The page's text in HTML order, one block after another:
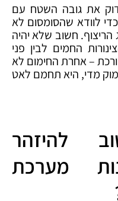
את גובה השטח עם
לוודא שהסומסום לא
חשוב שלא יהיה
החמים לבין פני
– אחרת החימום לא
מדי, היא תחמם לאט
להיזהר
מערכת